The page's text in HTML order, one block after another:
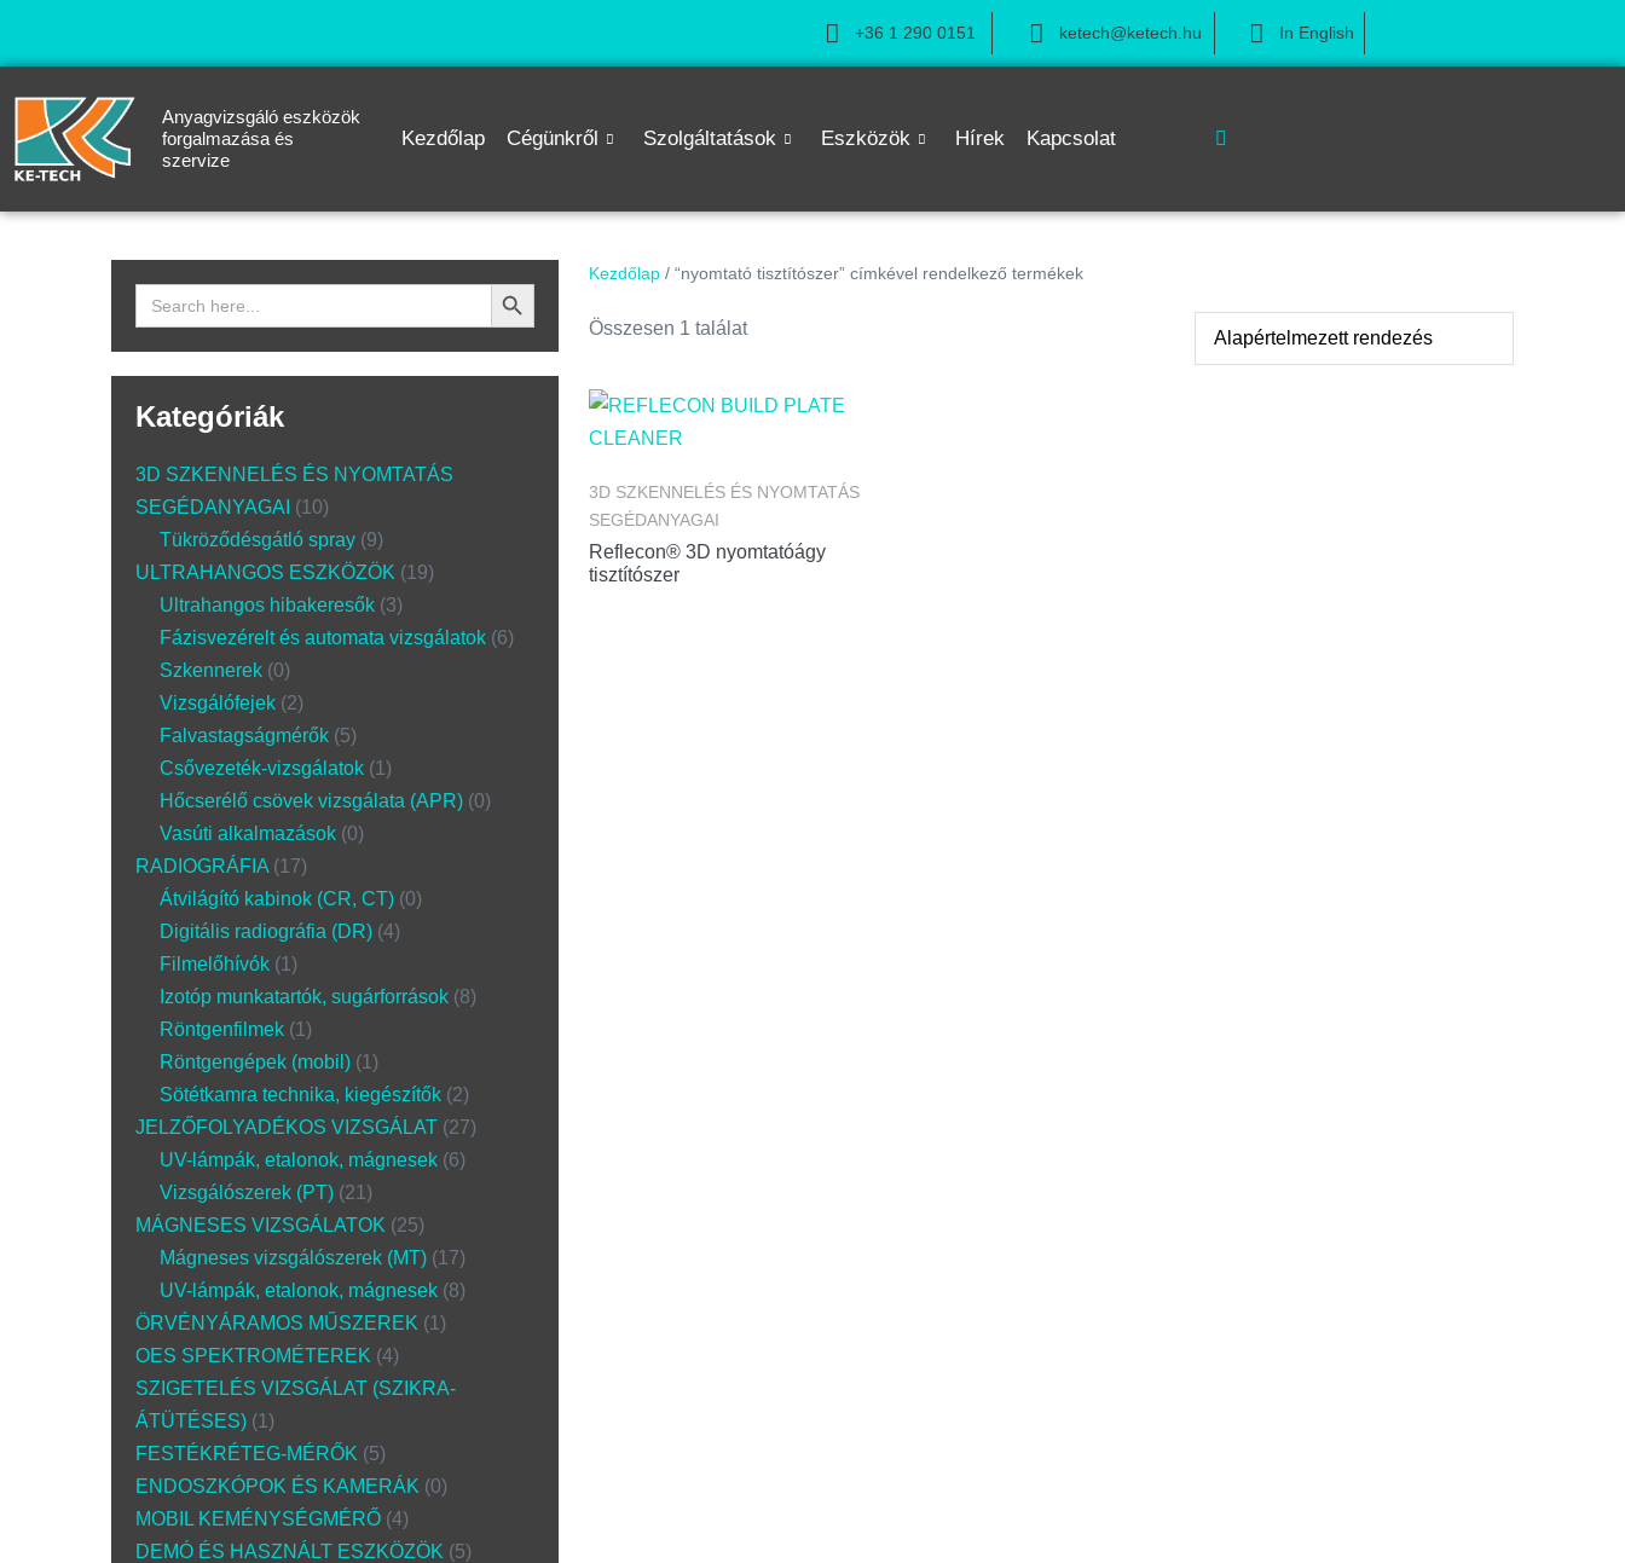
+36 1 290 0151 ketech@ketech.hu In English
Anyagvizsgáló eszközök
forgalmazása és
szervize
Kezdőlap Cégünkről Szolgáltatások Eszközök Hírek Kapcsolat
Search
for:
Search Button
Kategóriák
3D SZKENNELÉS ÉS NYOMTATÁS
SEGÉDANYAGAI
10
Tükröződésgátló spray 9
ULTRAHANGOS ESZKÖZÖK
19
Ultrahangos hibakeresők 3
Fázisvezérelt és automata vizsgálatok 6
Szkennerek 0
Vizsgálófejek 2
Falvastagságmérők 5
Csővezeték-vizsgálatok 1
Hőcserélő csövek vizsgálata (APR) 0
Vasúti alkalmazások 0
RADIOGRÁFIA 17
Átvilágító kabinok (CR, CT) 0
Digitális radiográfia (DR) 4
Filmelőhívók 1
Izotóp munkatartók, sugárforrások 8
Röntgenfilmek 1
Röntgengépek (mobil) 1
Sötétkamra technika, kiegészítők 2
JELZŐFOLYADÉKOS VIZSGÁLAT 27
UV-lámpák, etalonok, mágnesek 6
Vizsgálószerek (PT) 21
MÁGNESES VIZSGÁLATOK
25
Mágneses vizsgálószerek (MT) 17
UV-lámpák, etalonok, mágnesek 8
ÖRVÉNYÁRAMOS MŰSZEREK
1
OES SPEKTROMÉTEREK 4
SZIGETELÉS VIZSGÁLAT (SZIKRA-
ÁTÜTÉSES) 1
FESTÉKRÉTEG-MÉRŐK
5
ENDOSZKÓPOK ÉS KAMERÁK
0
MOBIL KEMÉNYSÉGMÉRŐ 4
DEMÓ ÉS HASZNÁLT ESZKÖZÖK
5
Kezdőlap/ “nyomtató tisztítószer” címkével rendelkező termékek
Összesen 1 találat
3D SZKENNELÉS ÉS NYOMTATÁS
SEGÉDANYAGAI
Reflecon® 3D nyomtatóágy
tisztítószer